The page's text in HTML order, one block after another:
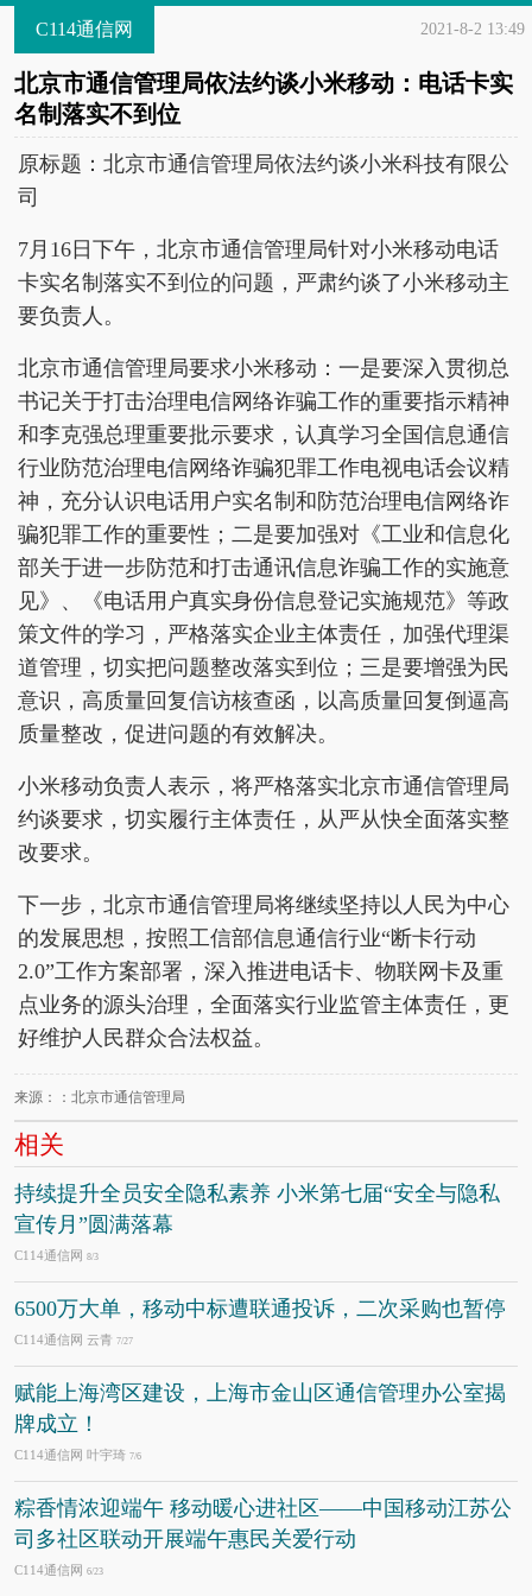
C114通信网 2021-8-2 13:49
北京市通信管理局依法约谈小米移动：电话卡实
名制落实不到位
原标题：北京市通信管理局依法约谈小米科技有限公
司
7月16日下午，北京市通信管理局针对小米移动电话
卡实名制落实不到位的问题，严肃约谈了小米移动主
要负责人。
北京市通信管理局要求小米移动：一是要深入贯彻总
书记关于打击治理电信网络诈骗工作的重要指示精神
和李克强总理重要批示要求，认真学习全国信息通信
行业防范治理电信网络诈骗犯罪工作电视电话会议精
神，充分认识电话用户实名制和防范治理电信网络诈
骗犯罪工作的重要性；二是要加强对《工业和信息化
部关于进一步防范和打击通讯信息诈骗工作的实施意
见》、《电话用户真实身份信息登记实施规范》等政
策文件的学习，严格落实企业主体责任，加强代理渠
道管理，切实把问题整改落实到位；三是要增强为民
意识，高质量回复信访核查函，以高质量回复倒逼高
质量整改，促进问题的有效解决。
小米移动负责人表示，将严格落实北京市通信管理局
约谈要求，切实履行主体责任，从严从快全面落实整
改要求。
下一步，北京市通信管理局将继续坚持以人民为中心
的发展思想，按照工信部信息通信行业“断卡行动
2.0”工作方案部署，深入推进电话卡、物联网卡及重
点业务的源头治理，全面落实行业监管主体责任，更
好维护人民群众合法权益。
来源：：北京市通信管理局
相关
持续提升全员安全隐私素养 小米第七届“安全与隐私
宣传月”圆满落幕
C114通信网 8/3
6500万大单，移动中标遭联通投诉，二次采购也暂停
C114通信网 云青 7/27
赋能上海湾区建设，上海市金山区通信管理办公室揭
牌成立！
C114通信网 叶宇琦 7/6
粽香情浓迎端午 移动暖心进社区——中国移动江苏公
司多社区联动开展端午惠民关爱行动
C114通信网 6/23